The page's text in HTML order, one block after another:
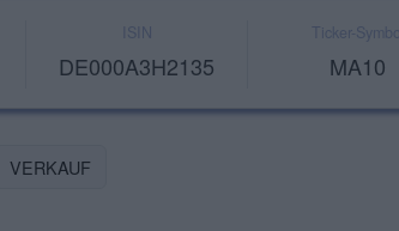
ISIN
DE000A3H2135
Ticker-Symbol
MA10
VERKAUF